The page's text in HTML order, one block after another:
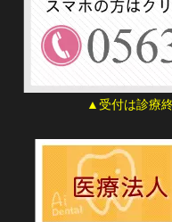
▲受付は診療